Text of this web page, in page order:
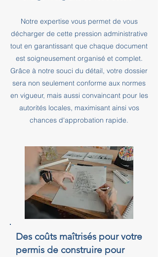
Notre expertise vous permet de vous
décharger de cette pression administrative
tout en garantissant que chaque document
est soigneusement organisé et complet.
Grâce à notre souci du détail, votre dossier
sera non seulement conforme aux normes
en vigueur, mais aussi convaincant pour les
autorités locales, maximisant ainsi vos
chances d'approbation rapide.
Des coûts maîtrisés pour votre
permis de construire pour